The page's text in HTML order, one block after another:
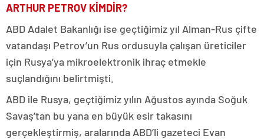
ARTHUR PETROV KİMDİR?
ABD Adalet Bakanlığı ise geçtiğimiz yıl Alman-Rus çifte
vatandaşı Petrov’un Rus ordusuyla çalışan üreticiler
için Rusya’ya mikroelektronik ihraç etmekle
suçlandığını belirtmişti.
ABD ile Rusya, geçtiğimiz yılın Ağustos ayında Soğuk
Savaş’tan bu yana en büyük esir takasını
gerçekleştirmiş, aralarında ABD’li gazeteci Evan